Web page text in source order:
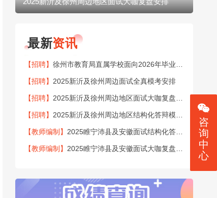
最新资讯
【招聘】 徐州市教育局直属学校面向2026年毕业生公开招聘151名教师公告
【招聘】 2025新沂及徐州周边面试全真模考安排
【招聘】 2025新沂及徐州周边地区面试大咖复盘安排
【招聘】 2025新沂及徐州周边地区结构化答辩模考安排
【教师编制】 2025睢宁沛县及安徽面试结构化答辩模考安排
【教师编制】 2025睢宁沛县及安徽面试大咖复盘安排
咨
询
中
心